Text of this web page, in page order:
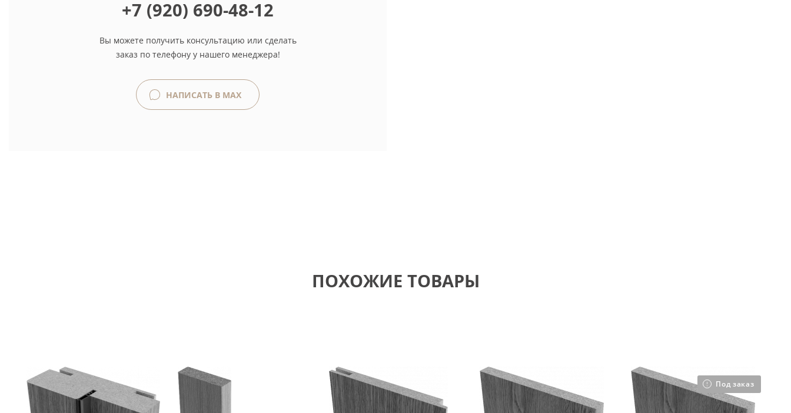
+7 (920) 690-48-12
Вы можете получить консультацию или сделать
заказ по телефону у нашего менеджера!
НАПИСАТЬ В MAX
ПОХОЖИЕ ТОВАРЫ
Под заказ